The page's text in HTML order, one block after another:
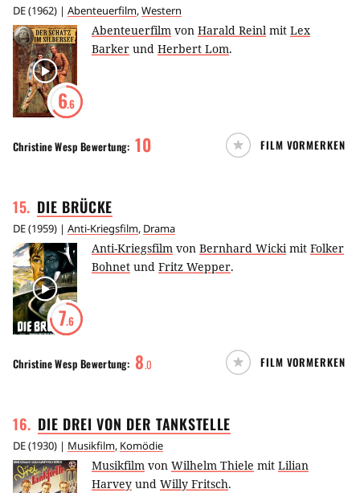
DE(1962) | Abenteuerfilm,Western
6.6
Abenteuerfilm von Harald Reinl mit Lex
Barker und Herbert Lom.
Christine Wesp Bewertung: 10 FILM VORMERKEN
15. DIE BRÜCKE
DE(1959) | Anti-Kriegsfilm, Drama
7.6
Anti-Kriegsfilm von Bernhard Wicki mit Folker
Bohnet und Fritz Wepper.
Christine Wesp Bewertung: 8.0 FILM VORMERKEN
16. DIE DREI VON DERTANKSTELLE
DE(1930) | Musikfilm, Komödie
Musikfilm von Wilhelm Thiele mit Lilian
Harvey und Willy Fritsch.